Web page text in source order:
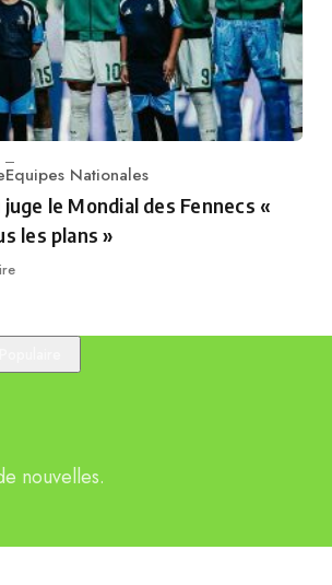
Equipes Nationales
le Mondial des Fennecs «
les plans »
nouvelles.